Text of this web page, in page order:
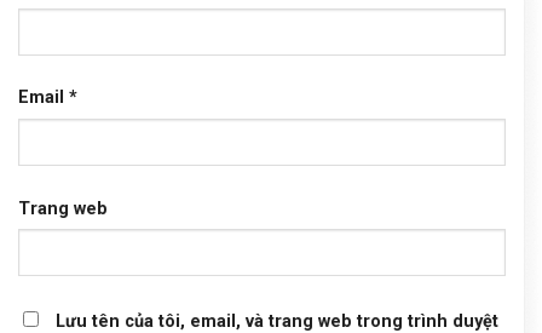
Email *
Trang web
Lưu tên của tôi, email, và trang web trong trình duyệt